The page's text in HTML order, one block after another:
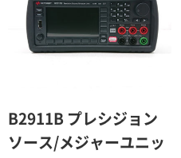
12ヶ月
B2911B プレシジョン
ソース/メジャーユニッ